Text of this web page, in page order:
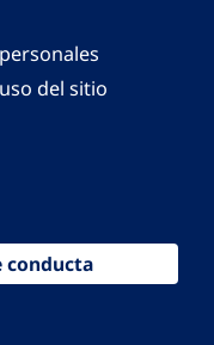
del sitio
conducta